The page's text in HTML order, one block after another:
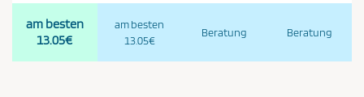
am besten
13.05€
am besten
13.05€
Beratung Beratung